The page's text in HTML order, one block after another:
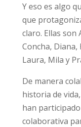
Y eso es algo
que
claro. Ellas son
Concha,
Laura, Mila y
De manera
historia de
han
colaborativa